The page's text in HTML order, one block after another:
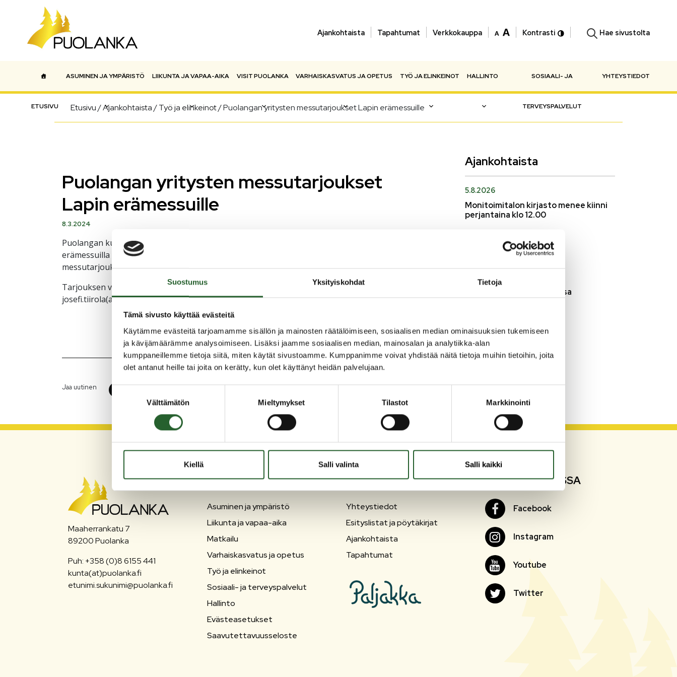
Suostumus Yksityiskohdat Tietoja
Tämä sivusto käyttää evästeitä
Käytämme evästeitä tarjoamamme sisällön ja mainosten räätälöimiseen, sosiaalisen median ominaisuuksien tukemiseen
ja kävijämäärämme analysoimiseen. Lisäksi jaamme sosiaalisen median, mainosalan ja analytiikka-alan
kumppaneillemme tietoja siitä, miten käytät sivustoamme. Kumppanimme voivat yhdistää näitä tietoja muihin tietoihin, joita
olet antanut heille tai joita on kerätty, kun olet käyttänyt heidän palvelujaan.
Välttämätön Mieltymykset Tilastot Markkinointi
Kiellä Salli valinta Salli kaikki
Ajankohtaista Tapahtumat Verkkokauppa Kontrasti Hae sivustolta
Päävalikko
ETUSIVU
ASUMINEN JA YMPÄRISTÖ LIIKUNTA JA VAPAA-AIKA VISIT PUOLANKA VARHAISKASVATUS JA OPETUS TYÖ JA ELINKEINOT HALLINTO SOSIAALI- JA
TERVEYSPALVELUT
YHTEYSTIEDOT
Etusivu/Ajankohtaista/Työ ja elinkeinot/Puolangan yritysten messutarjoukset Lapin erämessuille
Puolangan yritysten messutarjoukset
Lapin erämessuille
8.3.2024
Puolangan kunta osallistuu Lapin erämessuille 17.-19.5.2024 Rovaniemellä. Kunta jakaa
erämessuilla tarjouslehteä, johon puolankalainen yritys voi ilmoittaa omasta
messutarjouksestaan. Tarjouksien tulee liittyä Puolangan alueen kesämatkailuun.
Tarjouksen voi ilmoittaa yrittäjien aamupalalla 20.3. tai sähköpostilla projektikoordinaattorille
josefi.tiirola(at)puolanka.fi.
Jaa uutinen
Ajankohtaista
5.8.2026
Monitoimitalon kirjasto menee kiinni
perjantaina klo 12.00
Henkilömuutoksia
maaseutuhallinnossa
29.7.2026
Asfaltointityöt taajamassa
myöhästyvät
KATSO KAIKKI
Maaherrankatu 7
89200 Puolanka
Puh: +358 (0)8 6155 441
kunta(at)puolanka.fi
etunimi.sukunimi@puolanka.fi
PUOLANKA
Asuminen ja ympäristö
Liikunta ja vapaa-aika
Matkailu
Varhaiskasvatus ja opetus
Työ ja elinkeinot
Sosiaali- ja terveyspalvelut
Hallinto
Evästeasetukset
Saavutettavuusseloste
OIKOPOLUT
Yhteystiedot
Esityslistat ja pöytäkirjat
Ajankohtaista
Tapahtumat
SEURAA SOMESSA
FacebookFacebook
InstagramInstagram
YoutubeYoutube
Twitter Twitter